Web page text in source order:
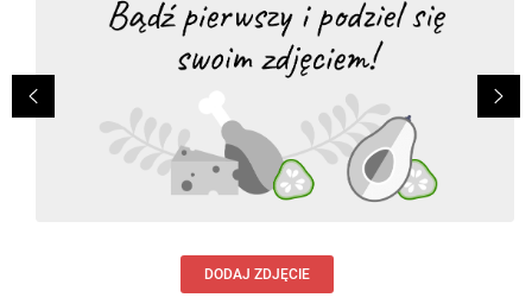
DODAJ ZDJĘCIE